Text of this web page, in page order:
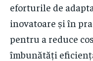
eforturile de
inovatoare și în
pentru a reduce
îmbunătăți